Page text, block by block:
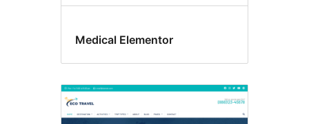
Medical Elementor